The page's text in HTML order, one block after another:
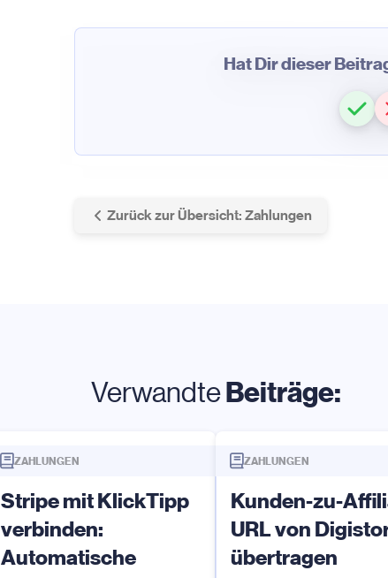
Hat Dir dieser
Zurück zur Übersicht: Zahlungen
VerwandteBeiträge:
ZAHLUNGEN
Stripe mit KlickTipp
verbinden:
Automatische
ZAHLUNGEN
Kunden-zu-
URL von
übertragen